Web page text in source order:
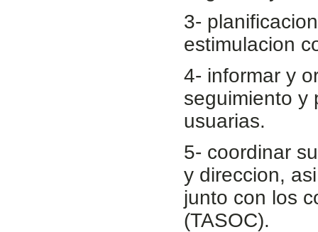
3-
estimulacion
4- informar y
seguimiento y
usuarias.
5- coordinar
y direccion,
junto con los
(TASOC).